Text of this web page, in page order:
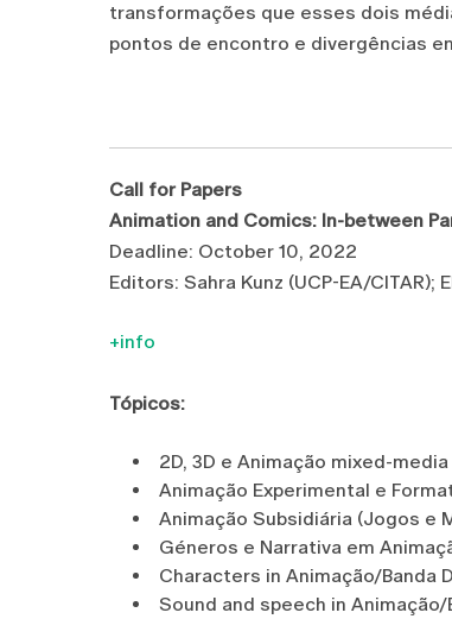
transformações que esses dois
pontos de encontro e divergências
Call for Papers
Animation and Comics: In-between
Deadline: October 10, 2022
Editors: Sahra Kunz (UCP-EA/CITAR);
+info
Tópicos:
2D, 3D e Animação mixed-media
Animação Experimental e
Animação Subsidiária (Jogos e
Géneros e Narrativa em
Characters in Animação/Banda
Sound and speech in